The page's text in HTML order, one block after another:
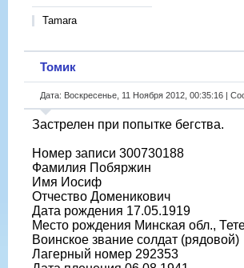
Tamara
Томик
Дата: Воскресенье, 11 Ноября 2012, 00:35:16 |
Застрелен при попытке бегства.
Номер записи 300730188
Фамилия Побяржин
Имя Иосиф
Отчество Доменикович
Дата рождения 17.05.1919
Место рождения Минская обл.,
Воинское звание солдат (рядовой)
Лагерный номер 292353